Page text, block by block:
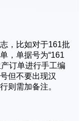
，比如对于161批
，单据号为“161
订单进行手工编
但不要出现汉
则需加备注。